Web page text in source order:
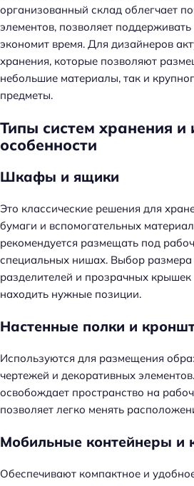
организованный склад облегчает
элементов, позволяет
экономит время. Для дизайнеров
хранения, которые позволяют
небольшие материалы, так и
предметы.
Типы систем хранения и
особенности
Шкафы и ящики
Это классические решения для
бумаги и вспомогательных
рекомендуется размещать под
специальных нишах. Выбор
разделителей и прозрачных крышек
находить нужные позиции.
Настенные полки и
Используются для размещения
чертежей и декоративных
освобождает пространство на
позволяет легко менять
Мобильные контейнеры и
Обеспечивают компактное и